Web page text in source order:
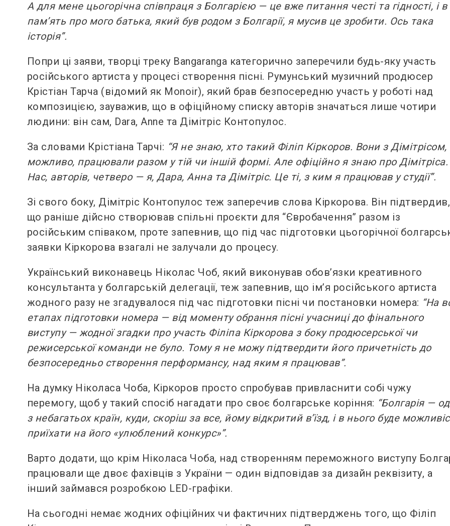
А для мене цьогорічна співпраця з Болгарією — це вже питання честі та гідності, і в
пам’ять про мого батька, який був родом з Болгарії, я мусив це зробити. Ось така
історія”.
Попри ці заяви, творці треку Bangaranga категорично заперечили будь-яку участь
російського артиста у процесі створення пісні. Румунський музичний продюсер
Крістіан Тарча (відомий як Monoir), який брав безпосередню участь у роботі над
композицією, зауважив, що в офіційному списку авторів значаться лише чотири
людини: він сам, Dara, Anne та Дімітріс Контопулос.
За словами Крістіана Тарчі: “Я не знаю, хто такий Філіп Кіркоров. Вони з Дімітрісом,
можливо, працювали разом у тій чи іншій формі. Але офіційно я знаю про Дімітріса.
Нас, авторів, четверо — я, Дара, Анна та Дімітріс. Це ті, з ким я працював у студії”.
Зі свого боку, Дімітріс Контопулос теж заперечив слова Кіркорова. Він підтвердив,
що раніше дійсно створював спільні проєкти для “Євробачення” разом із
російським співаком, проте запевнив, що під час підготовки цьогорічної
заявки Кіркорова взагалі не залучали до процесу.
Український виконавець Ніколас Чоб, який виконував обов’язки креативного
консультанта у болгарській делегації, теж запевнив, що ім’я російського артиста
жодного разу не згадувалося під час підготовки пісні чи постановки номера: “На
етапах підготовки номера — від моменту обрання пісні учасниці до фінального
виступу — жодної згадки про участь Філіпа Кіркорова з боку продюсерської чи
режисерської команди не було. Тому я не можу підтвердити його причетність до
безпосередньо створення перформансу, над яким я працював”.
На думку Ніколаса Чоба, Кіркоров просто спробував привласнити собі чужу
перемогу, щоб у такий спосіб нагадати про своє болгарське коріння: “Болгарія —
з небагатьох країн, куди, скоріш за все, йому відкритий вʼїзд, і в нього буде
приїхати на його «улюблений конкурс»”.
Варто додати, що крім Ніколаса Чоба, над створенням переможного виступу
працювали ще двоє фахівців з України — один відповідав за дизайн реквізиту, а
інший займався розробкою LED-графіки.
На сьогодні немає жодних офіційних чи фактичних підтверджень того, що Філіп